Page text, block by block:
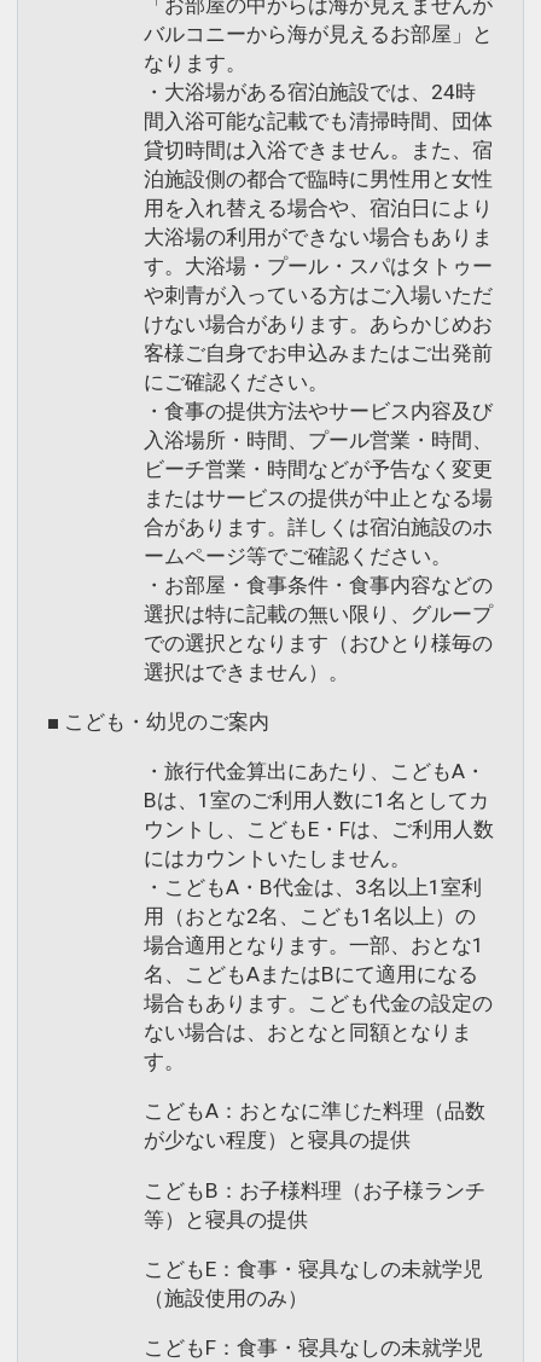
バルコニーから海が見えるお部屋」と
なります。
・大浴場がある宿泊施設では、24時
間入浴可能な記載でも清掃時間、団体
貸切時間は入浴できません。また、宿
泊施設側の都合で臨時に男性用と女性
用を入れ替える場合や、宿泊日により
大浴場の利用ができない場合もありま
す。大浴場・プール・スパはタトゥー
や刺青が入っている方はご入場いただ
けない場合があります。あらかじめお
客様ご自身でお申込みまたはご出発前
にご確認ください。
・食事の提供方法やサービス内容及び
入浴場所・時間、プール営業・時間、
ビーチ営業・時間などが予告なく変更
またはサービスの提供が中止となる場
合があります。詳しくは宿泊施設のホ
ームページ等でご確認ください。
・お部屋・食事条件・食事内容などの
選択は特に記載の無い限り、グループ
での選択となります（おひとり様毎の
選択はできません）。
■ こども・幼児のご案内
・旅行代金算出にあたり、こどもA・
Bは、1室のご利用人数に1名としてカ
ウントし、こどもE・Fは、ご利用人数
にはカウントいたしません。
・こどもA・B代金は、3名以上1室利
用（おとな2名、こども1名以上）の
場合適用となります。一部、おとな1
名、こどもAまたはBにて適用になる
場合もあります。こども代金の設定の
ない場合は、おとなと同額となりま
す。
こどもA：おとなに準じた料理（品数
が少ない程度）と寝具の提供
こどもB：お子様料理（お子様ランチ
等）と寝具の提供
こどもE：食事・寝具なしの未就学児
（施設使用のみ）
こどもF：食事・寝具なしの未就学児